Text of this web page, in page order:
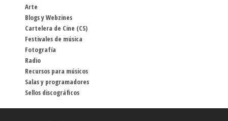
Arte
Blogs y Webzines
Cartelera de Cine (CS)
Festivales de música
Fotografía
Radio
Recursos para músicos
Salas y programadores
Sellos discográficos